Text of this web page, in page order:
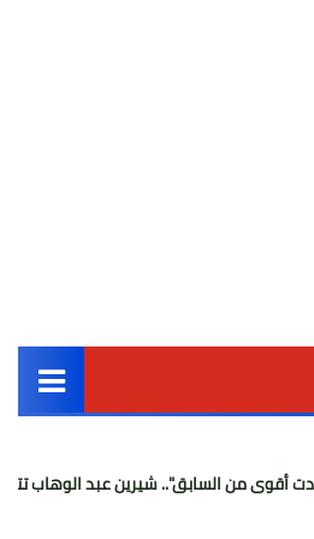
أخبار مصر
السابق".. شيرين عبد الوهاب تتألق في